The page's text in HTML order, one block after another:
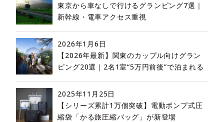
東京から車なしで行けるグランピング7選｜
新幹線・電車アクセス重視
2026年1月6日
【2026年最新】関東のカップル向けグラン
ピング20選｜2名1室“5万円前後”で泊まれる
2025年11月25日
【シリーズ累計1万個突破】電動ポンプ式圧
縮袋「かる旅圧縮バッグ」が新登場